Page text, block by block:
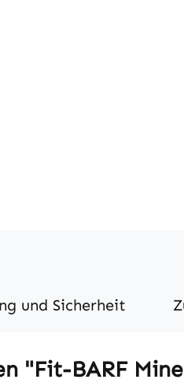
und Sicherheit
"Fit-BARF